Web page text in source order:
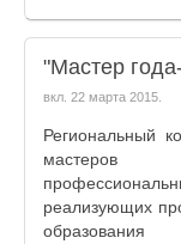
"Мастер
вкл. 22 марта 2015
Региональный
мастеров
реализующих